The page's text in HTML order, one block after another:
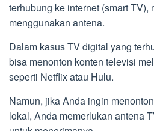
terhubung ke internet (smart
menggunakan antena.
Dalam kasus TV digital yang
bisa menonton konten televisi
seperti Netflix atau Hulu.
Namun, jika Anda ingin
lokal, Anda memerlukan antena